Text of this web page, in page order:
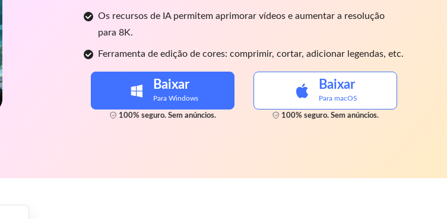
Os recursos de IA permitem aprimorar vídeos e aumentar a resolução
para 8K.
Ferramenta de edição de cores: comprimir, cortar, adicionar legendas, etc.
Baixar
Para Windows
100% seguro. Sem anúncios.
Baixar
Para macOS
100% seguro. Sem anúncios.